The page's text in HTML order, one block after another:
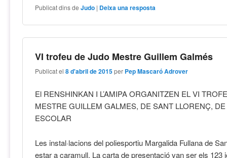
Publicat dins de Judo | Deixa una resposta
VI trofeu de Judo Mestre Guillem Galmés
Publicat el8 d'abril de 2015 per Pep Mascaró Adrover
El RENSHINKAN I L’AMIPA ORGANITZEN EL VI
MESTRE GUILLEM GALMES, DE SANT LLORENÇ,
ESCOLAR
Les instal·lacions del poliesportiu Margalida Fullana de
estar a caramull. La carta de presentació van ser els 123